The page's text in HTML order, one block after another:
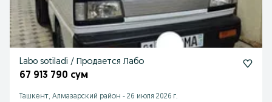
Labo sotiladi / Продается Лабо
67 913 790 сум
Ташкент, Алмазарский район - 26 июля 2026 г.